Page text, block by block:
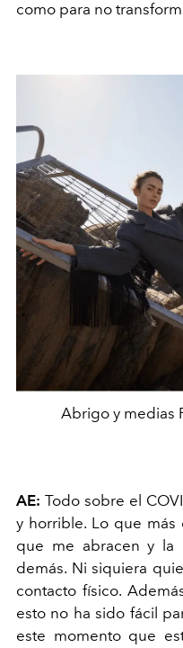
como para no
Abrigo y medias
AE: Todo sobre el
y horrible. Lo que más
que me abracen y la
demás. Ni siquiera
contacto físico.
esto no ha sido fácil
este momento que